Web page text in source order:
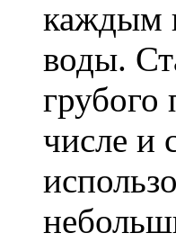
каждым
воды.
грубого
числе и